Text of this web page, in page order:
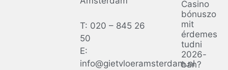
T: 020 – 845 26
50
E:
info@gietvloeramsterdam.nl
Casino
bónuszok:
mit
érdemes
tudni
2026-
ban?